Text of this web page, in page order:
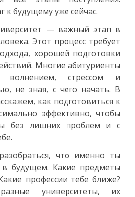
к будущему уже сейчас.
— важный этап в
Этот процесс требует
хорошей подготовки
Многие абитуриенты
волнением, стрессом и
не зная, с чего начать. В
как подготовиться к
эффективно, чтобы
без лишних проблем и с
что именно ты
будущем. Какие предметы
профессии тебе ближе?
университеты, их